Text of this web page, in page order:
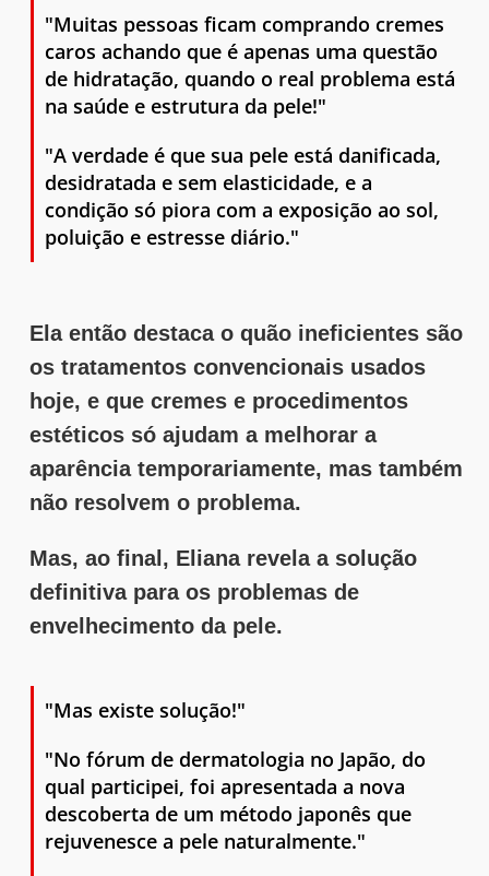
"Muitas pessoas ficam comprando cremes
caros achando que é apenas uma questão
de hidratação, quando o real problema está
na saúde e estrutura da pele!"
"A verdade é que sua pele está danificada,
desidratada e sem elasticidade, e a
condição só piora com a exposição ao sol,
poluição e estresse diário."
Ela então destaca o quão ineficientes são
os tratamentos convencionais usados
hoje, e que cremes e procedimentos
estéticos só ajudam a melhorar a
aparência temporariamente, mas também
não resolvem o problema.
Mas, ao final, Eliana revela a solução
definitiva para os problemas de
envelhecimento da pele.
"Mas existe solução!"
"No fórum de dermatologia no Japão, do
qual participei, foi apresentada a nova
descoberta de um método japonês que
rejuvenesce a pele naturalmente."